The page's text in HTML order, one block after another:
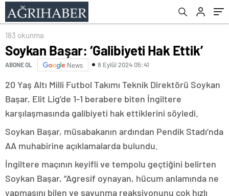
183 okunma
Soykan Başar: ‘Galibiyeti Hak Ettik’
ABONE OL News 8 Eylül 2024 05:41
20 Yaş Altı Milli Futbol Takımı Teknik Direktörü Soykan
Başar, Elit Lig’de 1-1 berabere biten İngiltere
karşılaşmasında galibiyeti hak ettiklerini söyledi.
Soykan Başar, müsabakanın ardından Pendik Stadı’nda
AA muhabirine açıklamalarda bulundu.
İngiltere maçının keyifli ve tempolu geçtiğini belirten
Soykan Başar, “Agresif oynayan, hücum anlamında ne
yapmasını bilen ve savunma reaksiyonunu çok hızlı